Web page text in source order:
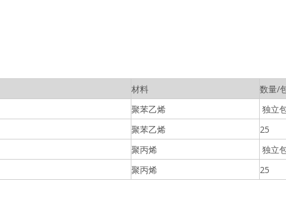
材料 数量/
聚苯乙烯 独立
聚苯乙烯 25
聚丙烯 独立
聚丙烯 25